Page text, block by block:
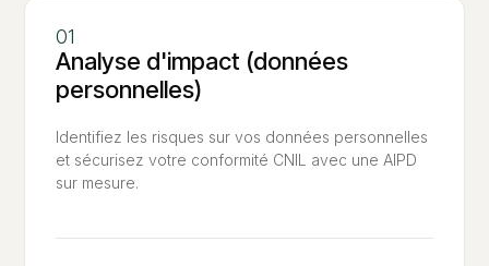
Analyse d'impact (données
personnelles)
Identifiez les risques sur vos données personnelles
et sécurisez votre conformité CNIL avec une AIPD
sur mesure.